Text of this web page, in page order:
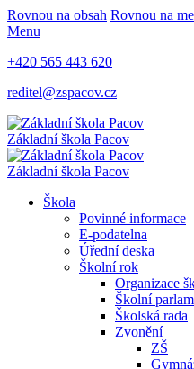
Rovnou na obsah Rovnou na
Menu
+420 565 443 620
reditel@zspacov.cz
Základní škola Pacov
Základní škola Pacov
Škola
Povinné informace
E-podatelna
Úřední deska
Školní rok
Organizace
Školní
Školská rada
Zvonění
ZŠ